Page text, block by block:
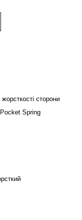
жорсткості сторони
Spring